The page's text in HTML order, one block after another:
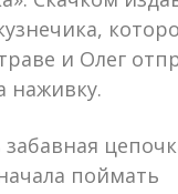
и Олег
наживку.
забавная
поймать